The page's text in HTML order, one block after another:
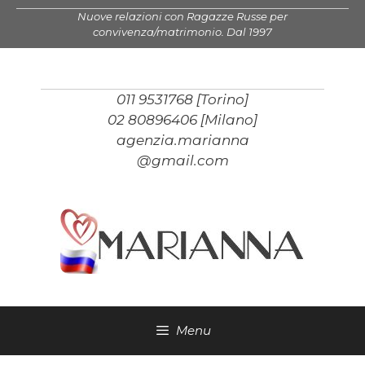
Vai
contenuto
Nuove relazioni con Ragazze Russe per
convivenza/matrimonio. Dal 1997
011 9531768 [Torino]
02 80896406 [Milano]
agenzia.marianna
@gmail.com
Menu